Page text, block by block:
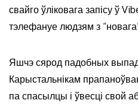
свайго ўліковага запісу ў
тэлефануе людзям з
Яшчэ сярод падобных
Карыстальнікам
па спасылцы і ўвесці свой